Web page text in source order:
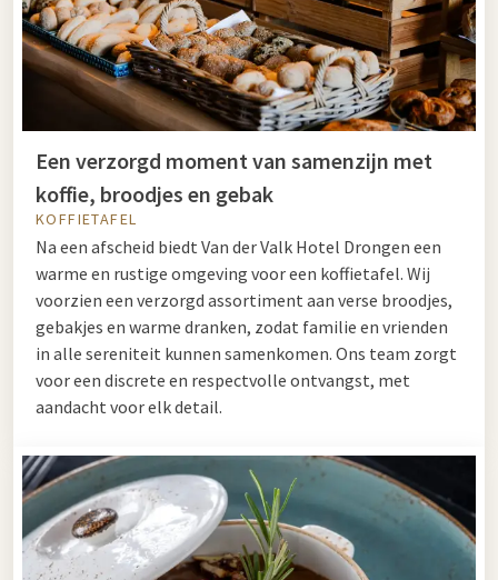
Een verzorgd moment van samenzijn met
koffie, broodjes en gebak
KOFFIETAFEL
Na een afscheid biedt Van der Valk Hotel Drongen een
warme en rustige omgeving voor een koffietafel. Wij
voorzien een verzorgd assortiment aan verse broodjes,
gebakjes en warme dranken, zodat familie en vrienden
in alle sereniteit kunnen samenkomen. Ons team zorgt
voor een discrete en respectvolle ontvangst, met
aandacht voor elk detail.